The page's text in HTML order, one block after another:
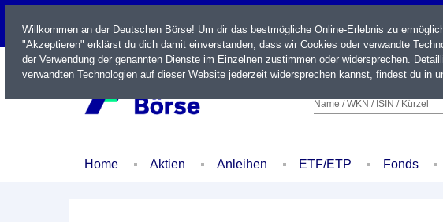
LIVE
Name / WKN / ISIN / Kürzel
Home Aktien Anleihen ETF/ETP Fonds
Willkommen an der Deutschen Börse! Um dir das bestmögliche Online-Erlebnis zu
"Akzeptieren" erklärst du dich damit einverstanden, dass wir Cookies oder verwandte
der Verwendung der genannten Dienste im Einzelnen zustimmen oder widersprechen.
verwandten Technologien auf dieser Website jederzeit widersprechen kannst, findest du in